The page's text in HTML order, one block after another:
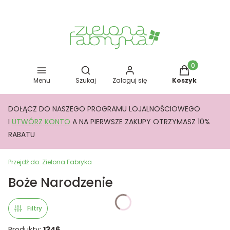
Menu
Otwórz wyszukiwarkę
Szukaj Zaloguj się
Produkty w
Koszyk
DOŁĄCZ DO NASZEGO PROGRAMU LOJALNOŚCIOWEGO
I UTWÓRZ KONTO A NA PIERWSZE ZAKUPY OTRZYMASZ 10%
RABATU
Przejdź do: Zielona Fabryka
Boże Narodzenie
Filtry